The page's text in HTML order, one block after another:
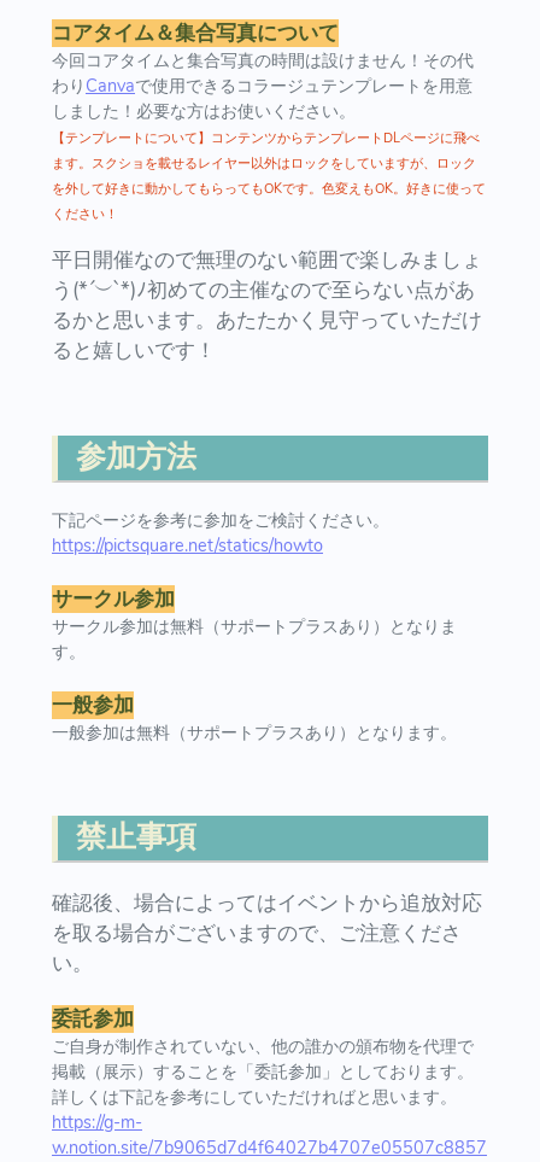
コアタイム＆集合写真について
今回コアタイムと集合写真の時間は設けません！その代
わり Canvaで使用できるコラージュテンプレートを用意
しました！必要な方はお使いください。
【テンプレートについて】コンテンツからテンプレートDLページに飛べ
ます。スクショを載せるレイヤー以外はロックをしていますが、ロック
を外して好きに動かしてもらってもOKです。色変えもOK。好きに使って
ください！
平日開催なので無理のない範囲で楽しみましょ
う(*´︶`*)ﾉ初めての主催なので至らない点があ
るかと思います。あたたかく見守っていただけ
ると嬉しいです！
参加方法
下記ページを参考に参加をご検討ください。
https://pictsquare.net/statics/howto
サークル参加
サークル参加は無料（サポートプラスあり）となりま
す。
一般参加
一般参加は無料（サポートプラスあり）となります。
禁止事項
確認後、場合によってはイベントから追放対応
を取る場合がございますので、ご注意くださ
い。
委託参加
ご自身が制作されていない、他の誰かの頒布物を代理で
掲載（展示）することを「委託参加」としております。
詳しくは下記を参考にしていただければと思います。
https://g-m-
w.notion.site/7b9065d7d4f64027b4707e05507c8857